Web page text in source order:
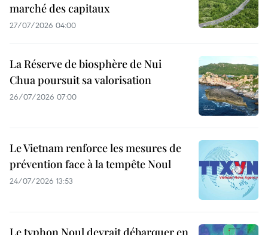
marché des capitaux
27/07/2026 04:00
La Réserve de biosphère de Nui
Chua poursuit sa valorisation
26/07/2026 07:00
Le Vietnam renforce les mesures de
prévention face à la tempête Noul
24/07/2026 13:53
Le typhon Noul devrait débarquer en